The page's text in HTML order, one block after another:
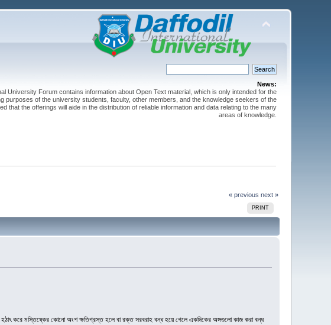
News:
University Forum contains information about Open Text material, which is only intended for the
purposes of the university students, faculty, other members, and the knowledge seekers of the
that the offerings will aide in the distribution of reliable information and data relating to the many
areas of knowledge.
« previous next »
PRINT
করে মস্তিষ্কের কোনো অংশ ক্ষতিগ্রস্ত হলে বা রক্ত সরবরাহ বন্ধ হয়ে গেলে একদিকের অঙ্গগুলো কাজ করা বন্ধ